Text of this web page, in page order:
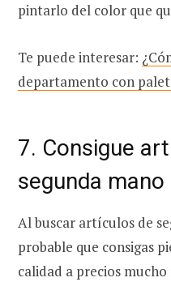
pintarlo del color que
Te puede interesar:
departamento con
7. Consigue
segunda mano
Al buscar artículos de
probable que consigas
calidad a precios